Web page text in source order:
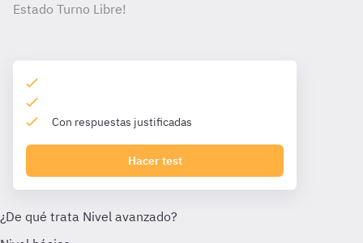
Estado Turno Libre!
Con respuestas justificadas
Hacer test